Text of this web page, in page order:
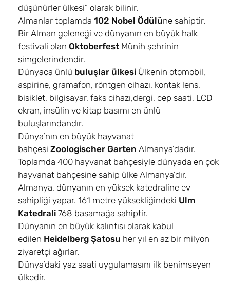
düşünürler ülkesi” olarak bilinir.
Almanlar toplamda 102 Nobel Ödülüne sahiptir.
Bir Alman geleneği ve dünyanın en büyük halk
festivali olan Oktoberfest Münih şehrinin
simgelerindendir.
Dünyaca ünlü buluşlar ülkesi Ülkenin otomobil,
aspirine, gramafon, röntgen cihazı, kontak lens,
bisiklet, bilgisayar, faks cihazı,dergi, cep saati, LCD
ekran, insülin ve kitap basımı en ünlü
buluşlarındandır.
Dünya’nın en büyük hayvanat
bahçesi Zoologischer Garten Almanya’dadır.
Toplamda 400 hayvanat bahçesiyle dünyada en çok
hayvanat bahçesine sahip ülke Almanya’dır.
Almanya, dünyanın en yüksek katedraline ev
sahipliği yapar. 161 metre yüksekliğindeki Ulm
Katedrali 768 basamağa sahiptir.
Dünyanın en büyük kalıntısı olarak kabul
edilen Heidelberg Şatosu her yıl en az bir milyon
ziyaretçi ağırlar.
Dünya’daki yaz saati uygulamasını ilk benimseyen
ülkedir.